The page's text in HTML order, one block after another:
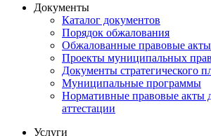
Документы
Каталог документов
Порядок обжалования
Обжалованные правовые акты
Проекты муниципальных
Документы стратегического
Муниципальные программы
Нормативные правовые акты
аттестации
Услуги